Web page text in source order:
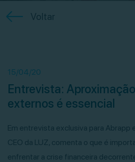
Voltar
15/04/20
Entrevista:
externos é essencial
Em entrevista exclusiva para Abrapp
CEO da LUZ, comenta o que é
enfrentar a crise financeira